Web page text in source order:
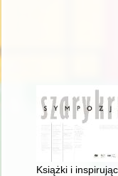
Książki i